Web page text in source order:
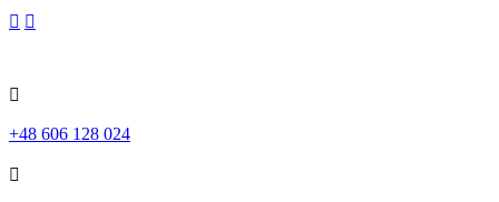
Skip
+48 606 128 024